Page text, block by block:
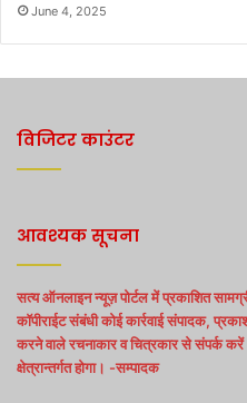
June 4, 2025
विजिटर काउंटर
आवश्यक सूचना
सत्य ऑनलाइन न्यूज़ पोर्टल में प्रकाशित
कॉपीराईट संबंधी कोई कार्रवाई संपादक,
करने वाले रचनाकार व चित्रकार से संपर्क
क्षेत्रान्तर्गत होगा। -सम्पादक